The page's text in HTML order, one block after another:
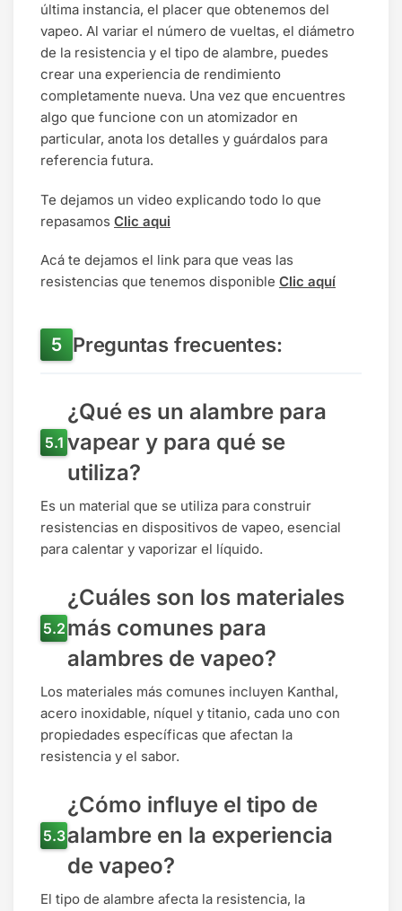
última instancia, el placer que obtenemos del
vapeo. Al variar el número de vueltas, el diámetro
de la resistencia y el tipo de alambre, puedes
crear una experiencia de rendimiento
completamente nueva. Una vez que encuentres
algo que funcione con un atomizador en
particular, anota los detalles y guárdalos para
referencia futura.
Te dejamos un video explicando todo lo que
repasamos Clic aqui
Acá te dejamos el link para que veas las
resistencias que tenemos disponible Clic aquí
Preguntas frecuentes:
¿Qué es un alambre para
vapear y para qué se
utiliza?
Es un material que se utiliza para construir
resistencias en dispositivos de vapeo, esencial
para calentar y vaporizar el líquido.
¿Cuáles son los materiales
más comunes para
alambres de vapeo?
Los materiales más comunes incluyen Kanthal,
acero inoxidable, níquel y titanio, cada uno con
propiedades específicas que afectan la
resistencia y el sabor.
¿Cómo influye el tipo de
alambre en la experiencia
de vapeo?
El tipo de alambre afecta la resistencia, la